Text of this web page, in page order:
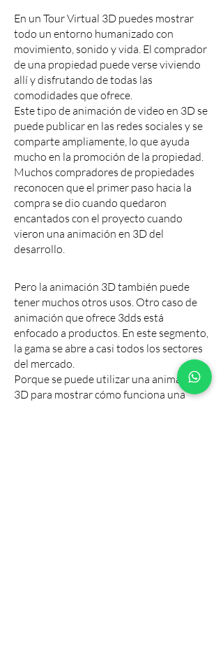
En un Tour Virtual 3D puedes mostrar
todo un entorno humanizado con
movimiento, sonido y vida. El comprador
de una propiedad puede verse viviendo
allí y disfrutando de todas las
comodidades que ofrece.
Este tipo de animación de video en 3D se
puede publicar en las redes sociales y se
comparte ampliamente, lo que ayuda
mucho en la promoción de la propiedad.
Muchos compradores de propiedades
reconocen que el primer paso hacia la
compra se dio cuando quedaron
encantados con el proyecto cuando
vieron una animación en 3D del
desarrollo.
Pero la animación 3D también puede
tener muchos otros usos. Otro caso de
animación que ofrece 3dds está
enfocado a productos. En este segmento,
la gama se abre a casi todos los sectores
del mercado.
Porque se puede utilizar una animación
3D para mostrar cómo funciona una